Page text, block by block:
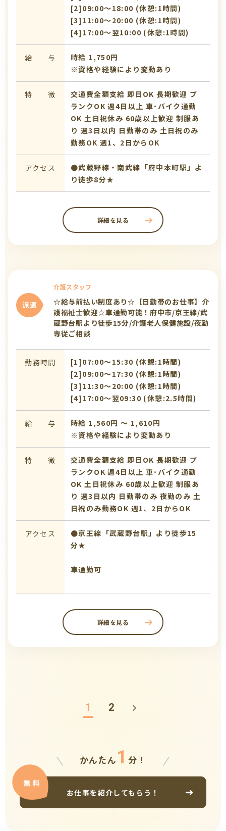
[2]09:00〜18:00 (休憩:1時間)
[3]11:00〜20:00 (休憩:1時間)
[4]17:00〜翌10:00 (休憩:1時間)
給 与
時給 1,750円
※資格や経験により変動あり
特 徴 交通費全額支給 即日OK 長期歓迎 ブ
ランクOK 週4日以上 車･バイク通勤
OK 土日祝休み 60歳以上歓迎 制服あ
り 週3日以内 日勤帯のみ 土日祝のみ
勤務OK 週1、2日からOK
アクセス
●武蔵野線・南武線「府中本町駅」よ
り徒歩8分★
詳細を見る
派遣
介護スタッフ
☆給与前払い制度あり☆【日勤帯のお仕事】介
護福祉士歓迎☆車通勤可能！府中市/京王線/武
蔵野台駅より徒歩15分/介護老人保健施設/夜勤
専従ご相談
勤務時間
[1]07:00〜15:30 (休憩:1時間)
[2]09:00〜17:30 (休憩:1時間)
[3]11:30〜20:00 (休憩:1時間)
[4]17:00〜翌09:30 (休憩:2.5時間)
給 与
時給 1,560円 〜 1,610円
※資格や経験により変動あり
特 徴 交通費全額支給 即日OK 長期歓迎 ブ
ランクOK 週4日以上 車･バイク通勤
OK 土日祝休み 60歳以上歓迎 制服あ
り 週3日以内 日勤帯のみ 夜勤のみ 土
日祝のみ勤務OK 週1、2日からOK
アクセス
●京王線「武蔵野台駅」より徒歩15
分★
車通勤可
詳細を見る
1 2
かんたん 1 分！
お仕事を紹介してもらう！